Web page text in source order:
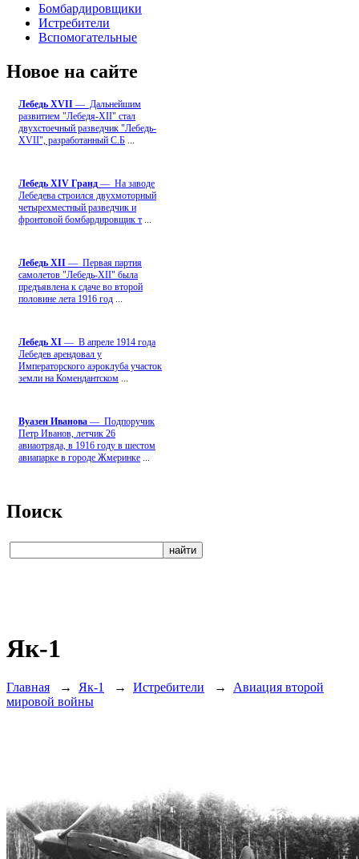
Бомбардировщики
Истребители
Вспомогательные
Новое на сайте
Лебедь ХVII — Дальнейшим
развитием "Лебедя-ХII" стал
двухстоечный разведчик "Лебедь-
XVII", разработанный С.Б
Лебедь ХIV Гранд — На заводе
Лебедева строился двухмоторный
четырехместный разведчик и
фронтовой бомбардировщик т
Лебедь ХII — Первая партия
самолетов "Лебедь-ХII" была
предъявлена к сдаче во второй
половине лета 1916 год
Лебедь ХI — В апреле 1914 года
Лебедев арендовал у
Императорского аэроклуба участок
земли на Комендантском
Вуазен Иванова — Подпоручик
Петр Иванов, летчик 26
авиаотряда, в 1916 году в шестом
авиапарке в городе Жмеринке
Поиск
Як-1
Главная → Як-1 → Истребители → Авиация второй
мировой войны